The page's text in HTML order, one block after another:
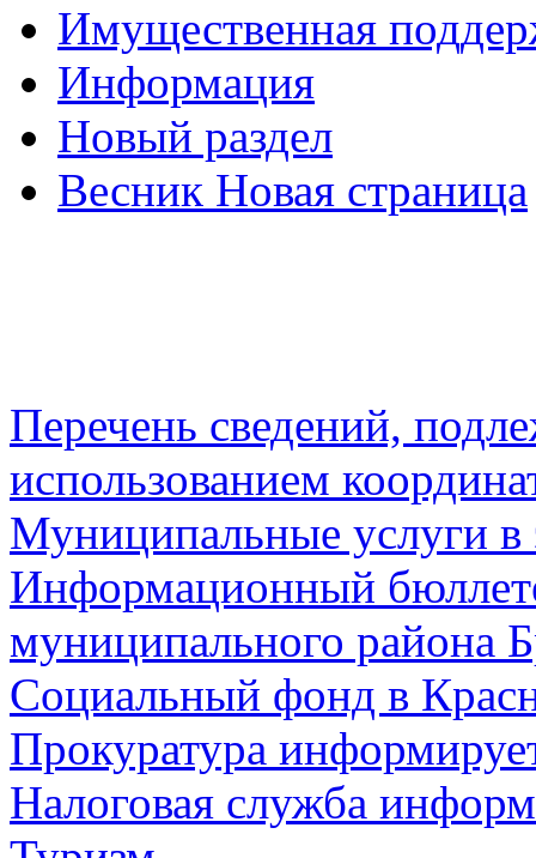
Имущественная
Информация
Новый раздел
Весник Новая страница
Перечень сведений,
использованием
Муниципальные услуги в
Информационный
муниципального района
Социальный фонд в
Прокуратура
Налоговая служба